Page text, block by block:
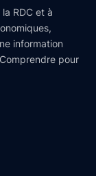
RDC et à
information
pour